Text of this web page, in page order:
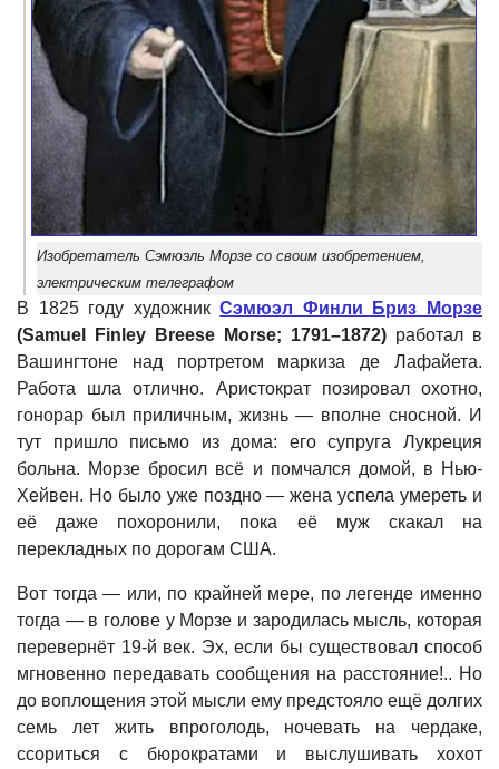
Изобретатель Сэмюэль Морзе со своим изобретением,
электрическим телеграфом
В 1825 году художникСэмюэл Финли Бриз Морзе
(Samuel Finley Breese Morse; 1791–1872) работал в
Вашингтоне над портретом маркиза де Лафайета.
Работа шла отлично. Аристократ позировал охотно,
гонорар был приличным, жизнь — вполне сносной. И
тут пришло письмо из дома: его супруга Лукреция
больна. Морзе бросил всё и помчался домой, в Нью-
Хейвен. Но было уже поздно — жена успела умереть и
её даже похоронили, пока её муж скакал на
перекладных по дорогам США.
Вот тогда — или, по крайней мере, по легенде именно
тогда — в голове у Морзе и зародилась мысль, которая
перевернёт 19-й век. Эх, если бы существовал способ
мгновенно передавать сообщения на расстояние!.. Но
до воплощения этой мысли ему предстояло ещё долгих
семь лет жить впроголодь, ночевать на чердаке,
ссориться с бюрократами и выслушивать хохот